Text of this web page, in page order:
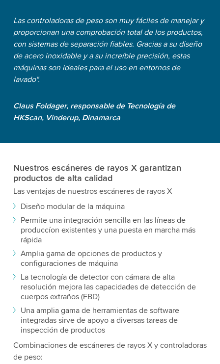
Las controladoras de peso son muy fáciles de manejar y
proporcionan una comprobación total de los productos,
con sistemas de separación fiables. Gracias a su diseño
de acero inoxidable y a su increíble precisión, estas
máquinas son ideales para el uso en entornos de
lavado".
Claus Foldager, responsable de Tecnología de
HKScan, Vinderup, Dinamarca
Nuestros escáneres de rayos X garantizan
productos de alta calidad
Las ventajas de nuestros escáneres de rayos X
Diseño modular de la máquina
Permite una integración sencilla en las líneas de
produccíon existentes y una puesta en marcha más
rápida
Amplia gama de opciones de productos y
configuraciones de máquina
La tecnología de detector con cámara de alta
resolución mejora las capacidades de detección de
cuerpos extraños (FBD)
Una amplia gama de herramientas de software
integradas sirve de apoyo a diversas tareas de
inspección de productos
Combinaciones de escáneres de rayos X y controladoras
de peso: